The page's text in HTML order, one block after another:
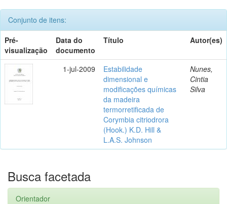
Conjunto de itens:
Pré-
visualização
Data do
documento
Título Autor(es)
1-jul-2009
Estabilidade
dimensional e
modificações químicas
da madeira
termorretificada de
Corymbia citriodrora
(Hook.) K.D. Hill &
L.A.S. Johnson
Nunes,
Cintia
Silva
Busca facetada
Orientador